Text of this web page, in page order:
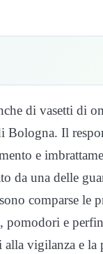
di vasetti di
Bologna. Il
e
da una delle
comparse le
e
alla vigilanza e